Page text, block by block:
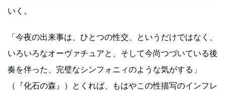
いく。
「今夜の出来事は、ひとつの性交、というだけではなく、
いろいろなオーヴァチュアと、そして今尚つづいている後
奏を伴った、完璧なシンフォニィのような気がする」
（『化石の森』）とくれば、もはやこの性描写のインフレ